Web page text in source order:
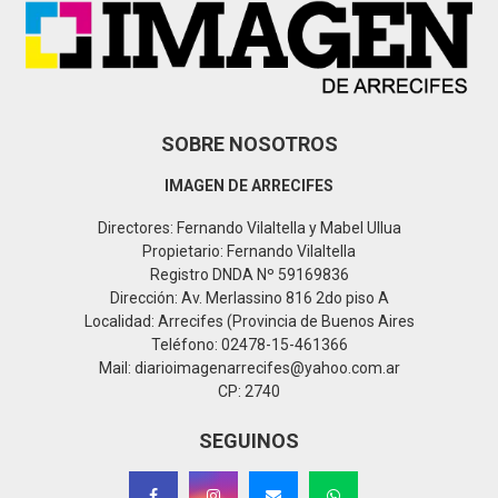
SOBRE NOSOTROS
IMAGEN DE ARRECIFES
Directores: Fernando Vilaltella y Mabel Ullua
Propietario: Fernando Vilaltella
Registro DNDA Nº 59169836
Dirección: Av. Merlassino 816 2do piso A
Localidad: Arrecifes (Provincia de Buenos Aires
Teléfono: 02478-15-461366
Mail: diarioimagenarrecifes@yahoo.com.ar
CP: 2740
SEGUINOS